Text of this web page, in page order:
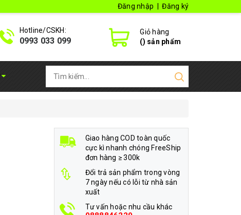
Đăng nhập Đăng ký
Hotline/CSKH:
0993 033 099
Giỏ hàng
() sản phẩm
Giao hàng COD toàn quốc
cực kì nhanh chóng FreeShip
đơn hàng ≥ 300k
Đổi trả sản phẩm trong vòng
7 ngày nếu có lỗi từ nhà sản
xuất
Tư vấn hoặc nhu cầu khác